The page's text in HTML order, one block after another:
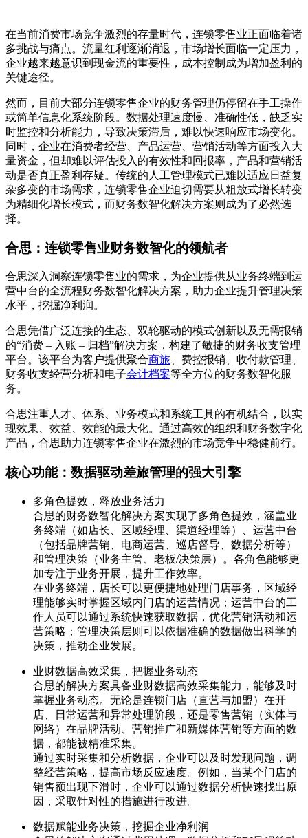
在当前消费市场竞争激烈的存量时代，连锁零售业正面临着诸
多挑战与痛点。流量红利逐渐消退，市场增长面临一定压力，
企业越来越意识到现金流的重要性，成本控制成为增加盈利的
关键途径。
然而，目前大部分连锁零售企业的财务管理仍停留在手工操作
或简单信息化系统阶段。数据处理速度慢、准确性低，缺乏实
时监控和分析能力，导致决策滞后，难以快速响应市场变化。
同时，企业在消费者经营、产品运营、营销活动等方面投入大
量资金，但却难以评估投入的有效性和回报率，产品和营销活
动是否真正盈利存疑。传统的人工管理模式已难以适应日益复
杂多变的市场需求，连锁零售企业迫切需要从粗放式增长转变
为精细化增长模式，而财务数智化解决方案则成为了必然选
择。
合思：连锁零售业财务数智化的领航者
合思深入洞察连锁零售业的需求，为企业提供从业务终端到运
营中台的全流程财务数智化解决方案，助力企业提升管理决策
水平，挖掘净利润。
合思凭借广泛连接的生态、双轮驱动的模式创新以及无需报销
的“消费 – 入账 – 归档”解决方案，构建了敏捷的财务收支管理
平台。该平台为客户提供聚合商旅 、费控报销、收付款管理、
财务收支经营分析和电子会计档案等全方位的财务数智化服
务。
合思注重人才、体系、业务模式和系统工具的有机结合，以实
现效果、效益、效能的最大化。通过高效的组织和财务数字化
产品，合思助力连锁零售企业在激烈的市场竞争中稳健前行。
核心功能：数据驱动差旅管理的强大引擎
多角色提效，释放业务活力
合思的财务数智化解决方案实现了多角色提效，涵盖业
务终端（如店长、区域经理、渠道经理等）、运营中台
（包括品牌营销、电商运营、巡店督导、数据分析等）
和管理决策（业务主管、老板/决策层）。各角色能够更
加专注于业务开展，提升工作效率。
在业务终端，店长可以更便捷地处理门店事务，区域经
理能够实时掌握区域内门店的运营情况；运营中台的工
作人员可以通过系统快速获取数据，优化营销活动和运
营策略；管理决策层则可以依据准确的数据做出科学的
决策，推动企业发展。
业财数据高效采集，把握业务动态
合思的解决方案具备业财数据高效采集能力，能够及时
掌握业务动态。无论是连锁门店（直营与加盟）在开
店、日常运营和异常处理阶段，还是零售营销（实体与
网络）在品牌活动、营销推广和新媒体营销等方面的数
据，都能被精准采集。
通过实时采集和分析数据，企业可以及时发现问题，调
整经营策略，提高市场反应速度。例如，当某个门店的
销售额出现下滑时，企业可以通过数据分析快速找出原
因，采取针对性的措施进行改进。
数据赋能业务决策，挖掘企业净利润